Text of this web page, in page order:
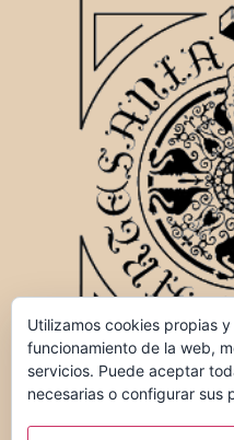
Utilizamos cookies propias
funcionamiento de la web,
servicios. Puede aceptar
necesarias o configurar sus